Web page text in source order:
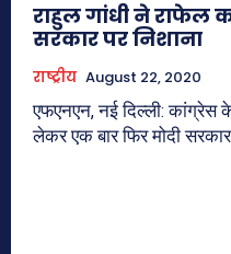
राहुल गांधी ने राफेल
सरकार पर निशाना
राष्ट्रीय August 22, 2020
एफएनएन, नई दिल्ली: कांग्रेस
लेकर एक बार फिर मोदी